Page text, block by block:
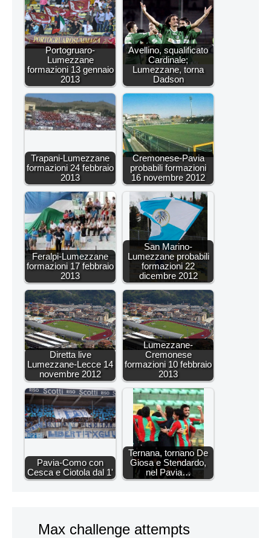
Portogruaro-
Lumezzane
formazioni 13 gennaio
2013
Avellino, squalificato
Cardinale;
Lumezzane, torna
Dadson
Trapani-Lumezzane
formazioni 24 febbraio
2013
Cremonese-Pavia
probabili formazioni
16 novembre 2012
Feralpi-Lumezzane
formazioni 17 febbraio
2013
San Marino-
Lumezzane probabili
formazioni 22
dicembre 2012
Diretta live
Lumezzane-Lecce 14
novembre 2012
Lumezzane-
Cremonese
formazioni 10 febbraio
2013
Pavia-Como con
Cesca e Ciotola dal 1'
Ternana, tornano De
Giosa e Stendardo,
nel Pavia…